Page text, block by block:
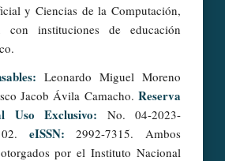
y Ciencias de la Computación,
con instituciones de educación
Leonardo Miguel Moreno
Jacob Ávila Camacho. Reserva
Uso Exclusivo: No. 04-2023-
eISSN: 2992-7315. Ambos
por el Instituto Nacional